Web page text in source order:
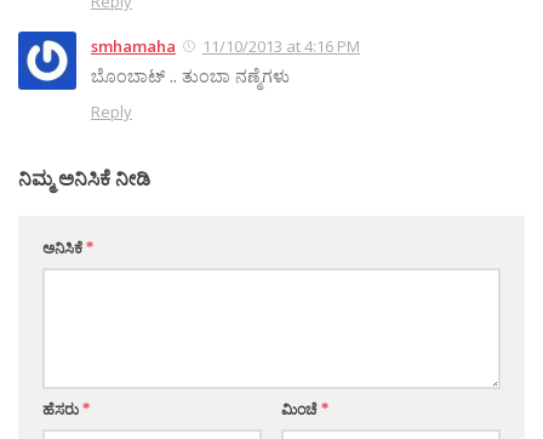
smhamaha 11/10/2013 at 4:16 PM
ಬೊಂಬಾಟ್ .. ತುಂಬಾ ನಣ್ಮೆಗಳು
Reply
ನಿಮ್ಮ ಅನಿಸಿಕೆ ನೀಡಿ
ಅನಿಸಿಕೆ*
ಹೆಸರು* ಮಿಂಚೆ*